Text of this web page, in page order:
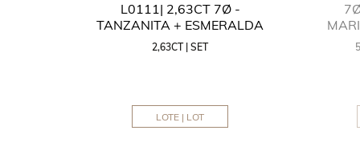
L0111| 2,63CT 7Ø -
TANZANITA + ESMERALDA
2,63CT | SET
LOTE | LOT